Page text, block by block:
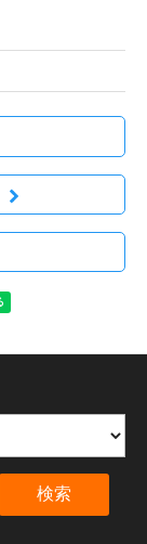
検索